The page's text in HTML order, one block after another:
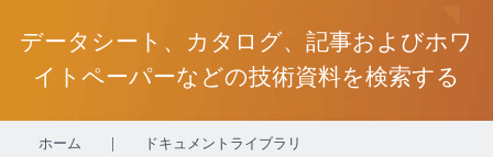
データシート、カタログ、記事およびホワ
イトペーパーなどの技術資料を検索する
ホーム | ドキュメントライブラリ